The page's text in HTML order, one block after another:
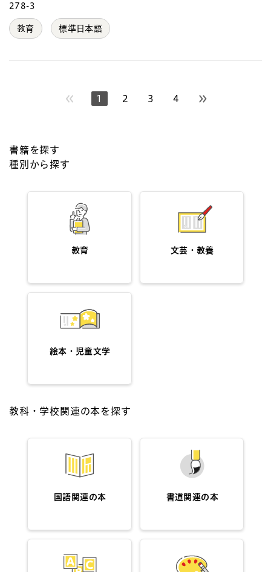
278-3
教育 標準日本語
1 2 3 4 次のページへ
書籍を探す
種別から探す
教育 文芸・教養
絵本・児童文学
教科・学校関連の本を探す
国語関連の本 書道関連の本